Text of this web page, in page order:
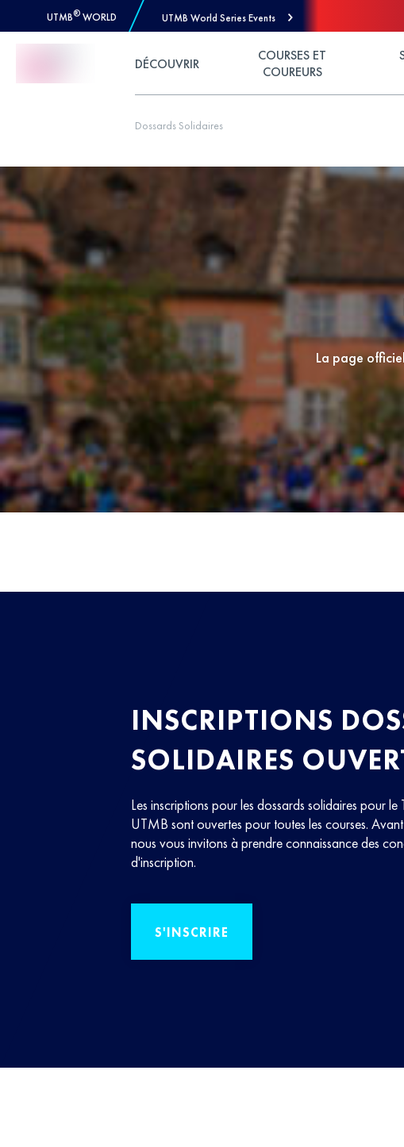
UTMB® WORLD UTMB World Series Events
DÉCOUVRIR
COURSES ET
COUREURS
Dossards Solidaires
La page
INSCRIPTIONS
SOLIDAIRES
Les inscriptions pour les dossards solidaires pour le
UTMB sont ouvertes pour toutes les courses.
nous vous invitons à prendre connaissance des
d'inscription.
S'INSCRIRE